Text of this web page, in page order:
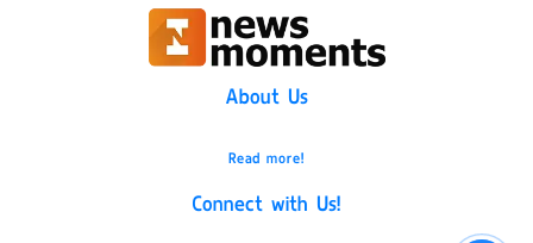
About Us
Read more!
Connect with Us!